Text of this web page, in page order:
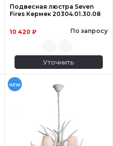
Подвесная люстра Seven
Fires Кермек 20304.01.30.08
10 420 ₽ По запросу
Уточнить
NEW